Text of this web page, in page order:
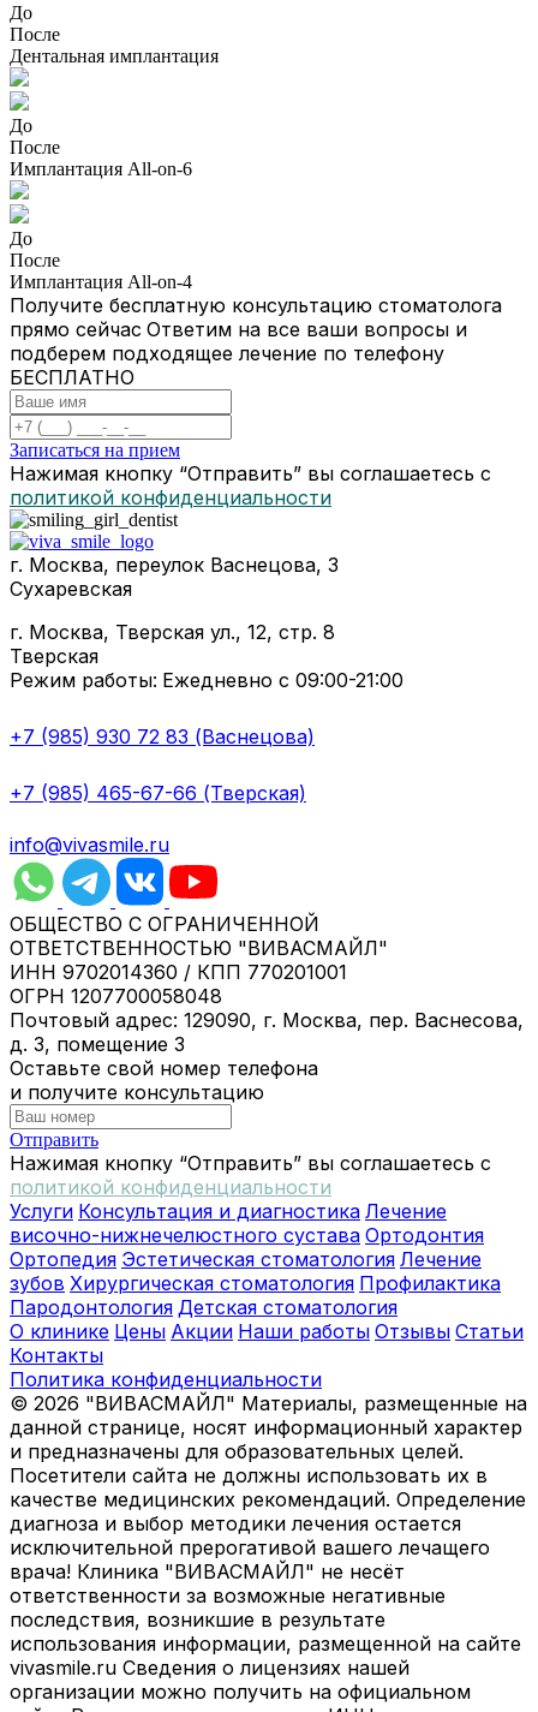
До
После
Дентальная имплантация
До
После
Имплантация All-on-6
До
После
Имплантация All-on-4
Получите бесплатную консультацию стоматолога
прямо сейчас Ответим на все ваши вопросы и
подберем подходящее лечение по телефону
БЕСПЛАТНО
Записаться на прием
Нажимая кнопку “Отправить” вы соглашаетесь с
политикой конфиденциальности
г. Москва, переулок Васнецова, 3
Сухаревская
г. Москва, Тверская ул., 12, стр. 8
Тверская
Режим работы: Ежедневно с 09:00-21:00
+7 (985) 930 72 83 (Васнецова)
+7 (985) 465-67-66 (Тверская)
info@vivasmile.ru
ОБЩЕСТВО С ОГРАНИЧЕННОЙ
ОТВЕТСТВЕННОСТЬЮ "ВИВАСМАЙЛ"
ИНН 9702014360 / КПП 770201001
ОГРН 1207700058048
Почтовый адрес: 129090, г. Москва, пер. Васнесова,
д. 3, помещение 3
Оставьте свой номер телефона
и получите консультацию
Отправить
Нажимая кнопку “Отправить” вы соглашаетесь с
политикой конфиденциальности
Услуги Консультация и диагностика Лечение
височно-нижнечелюстного сустава Ортодонтия
Ортопедия Эстетическая стоматология Лечение
зубов Хирургическая стоматология Профилактика
Пародонтология Детская стоматология
О клинике Цены Акции Наши работы Отзывы Статьи
Контакты
Политика конфиденциальности
© 2026 "ВИВАСМАЙЛ" Материалы, размещенные на
данной странице, носят информационный характер
и предназначены для образовательных целей.
Посетители сайта не должны использовать их в
качестве медицинских рекомендаций. Определение
диагноза и выбор методики лечения остается
исключительной прерогативой вашего лечащего
врача! Клиника "ВИВАСМАЙЛ" не несёт
ответственности за возможные негативные
последствия, возникшие в результате
использования информации, размещенной на сайте
vivasmile.ru Сведения о лицензиях нашей
организации можно получить на официальном